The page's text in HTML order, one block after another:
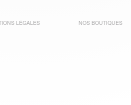
LÉGALES NOS BOUTIQUES